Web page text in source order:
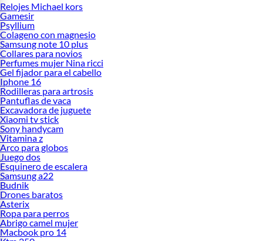
Relojes Michael kors
Gamesir
Psyllium
Colageno con magnesio
Samsung note 10 plus
Collares para novios
Perfumes mujer Nina ricci
Gel fijador para el cabello
Iphone 16
Rodilleras para artrosis
Pantuflas de vaca
Excavadora de juguete
Xiaomi tv stick
Sony handycam
Vitamina z
Arco para globos
Juego dos
Esquinero de escalera
Samsung a22
Budnik
Drones baratos
Asterix
Ropa para perros
Abrigo camel mujer
Macbook pro 14